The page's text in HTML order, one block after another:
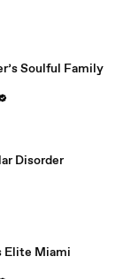
Soulful Family
Disorder
Elite Miami